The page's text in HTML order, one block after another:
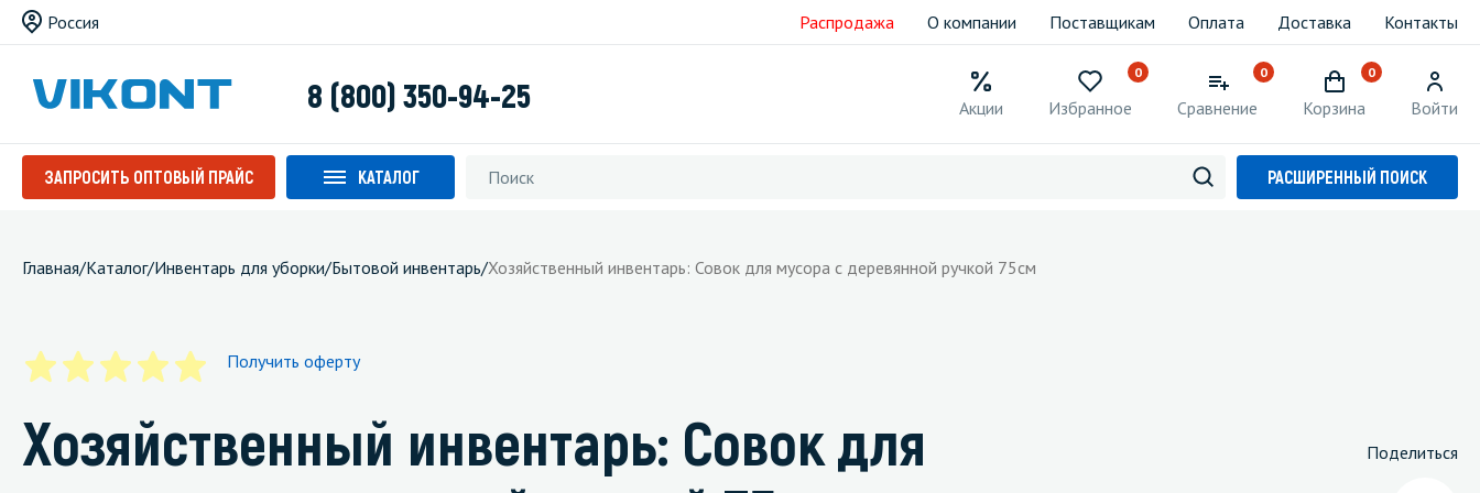
Россия Распродажа О компании Поставщикам Оплата Доставка Контакты
8 (800) 350-94-25 Акции
0
Избранное
0
Сравнение
0
Корзина Войти
ЗАПРОСИТЬ ОПТОВЫЙ ПРАЙС КАТАЛОГ РАСШИРЕННЫЙ ПОИСК
Главная/Каталог/Инвентарь для уборки/Бытовой инвентарь/Хозяйственный инвентарь: Совок для мусора с деревянной ручкой 75см
Получить оферту
Поделиться
Хозяйственный инвентарь: Совок для